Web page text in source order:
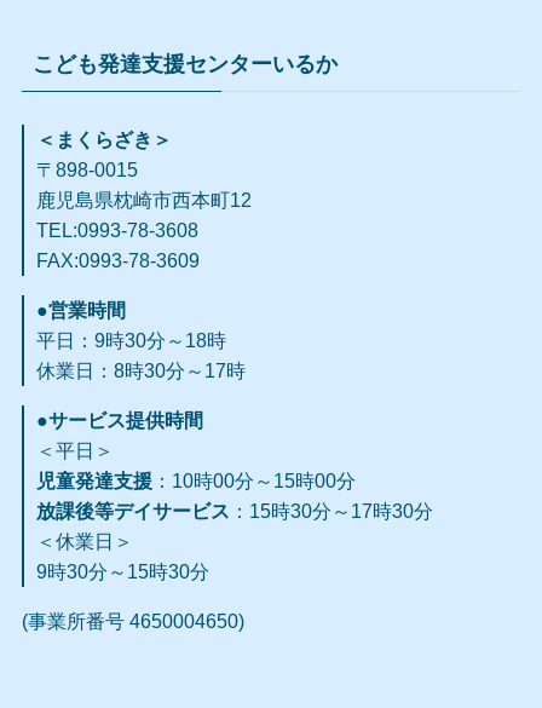
こども発達支援センターいるか
＜まくらざき＞
〒898-0015
鹿児島県枕崎市西本町12
TEL:0993-78-3608
FAX:0993-78-3609​
●営業時間
平日：9時30分～18時
休業日：8時30分～17時
●サービス提供時間
＜平日＞
児童発達支援：10時00分～15時00分
放課後等デイサービス ：15時30分～17時30分
＜休業日＞
9時30分～15時30分
(事業所番号 4650004650)